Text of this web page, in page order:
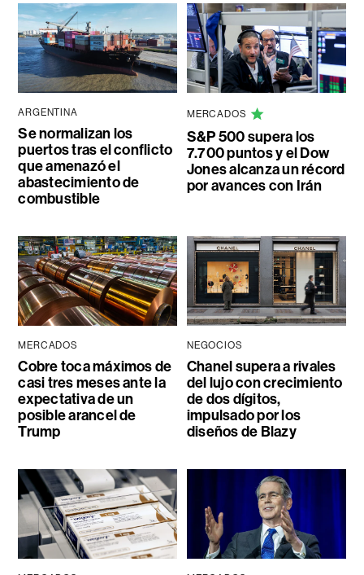
ARGENTINA
Se normalizan los
puertos tras el conflicto
que amenazó el
abastecimiento de
combustible
MERCADOS
S&P 500 supera los
7.700 puntos y el Dow
Jones alcanza un récord
por avances con Irán
MERCADOS
Cobre toca máximos de
casi tres meses ante la
expectativa de un
posible arancel de
Trump
NEGOCIOS
Chanel supera a rivales
del lujo con crecimiento
de dos dígitos,
impulsado por los
diseños de Blazy